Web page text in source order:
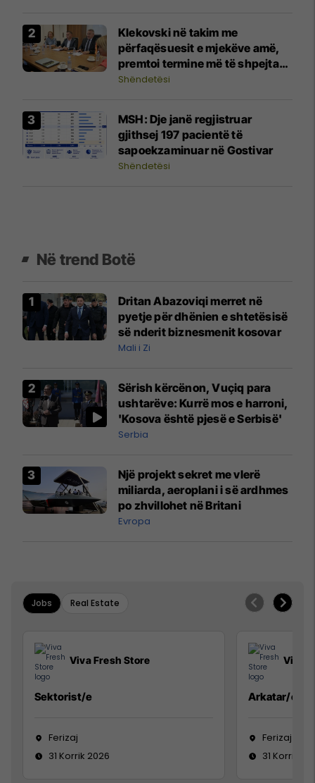
Klekovski në takim me
përfaqësuesit e mjekëve amë,
premtoi termine më të shpejta
për kontrollet specialistike
Shëndetësi
MSH: Dje janë regjistruar
gjithsej 197 pacientë të
sapoekzaminuar në Gostivar
Shëndetësi
Në trend Botë
Dritan Abazoviqi merret në
pyetje për dhënien e shtetësisë
së nderit biznesmenit kosovar
Mali i Zi
Sërish kërcënon, Vuçiq para
ushtarëve: Kurrë mos e harroni,
'Kosova është pjesë e Serbisë'
Serbia
Një projekt sekret me vlerë
miliarda, aeroplani i së ardhmes
po zhvillohet në Britani
Evropa
Jobs Real Estate
Viva Fresh Store
Sektorist/e
Ferizaj
31 Korrik 2026
Viva
Arkatar/e
Ferizaj
31 Korrik